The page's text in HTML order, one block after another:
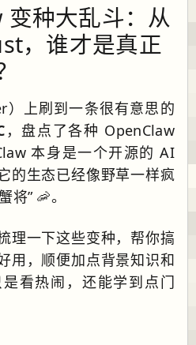
变种大乱斗：从
，谁才是真正
上刷到一条很有意思的
，盘点了各种 OpenClaw
本身是一个开源的 AI
的生态已经像野草一样疯
将” 🦐。
理一下这些变种，帮你搞
用，顺便加点背景知识和
看热闹，还能学到点门